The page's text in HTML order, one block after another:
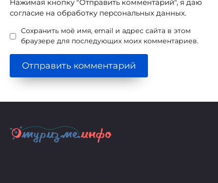
Нажимая кнопку "Отправить комментарий", я даю
согласие на обработку персональных данных.
Сохранить моё имя, email и адрес сайта в этом
браузере для последующих моих комментариев.